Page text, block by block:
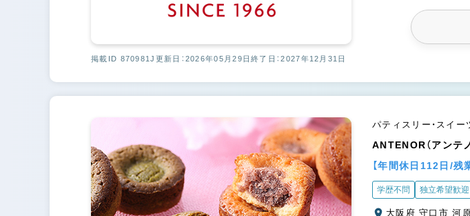
掲載ID 870981J 更新日：2026年05月29日終了日：2027年12月31日
パティスリー・スイー
ANTENOR（アンテ
【年間休日112日/
学歴不問 独立希望歓迎
大阪府 守口